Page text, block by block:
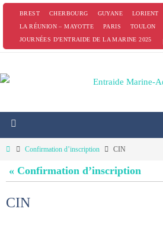
PasserBREST CHERBOURG GUYANE LORIENT
LA RÉUNION – MAYOTTE
PARIS
TOULON
JOURNÉES D’ENTRAIDE DE LA MARINE 2025
HomeConfirmation d’inscription CIN
« Confirmation d’inscription
CIN